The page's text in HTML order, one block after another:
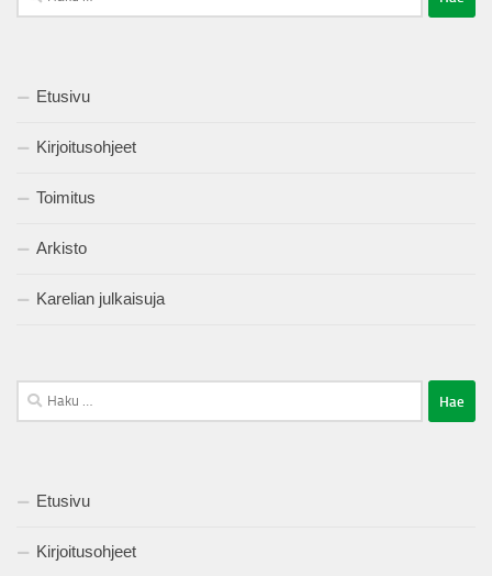
Etusivu
Kirjoitusohjeet
Toimitus
Arkisto
Karelian julkaisuja
Haku:
Etusivu
Kirjoitusohjeet